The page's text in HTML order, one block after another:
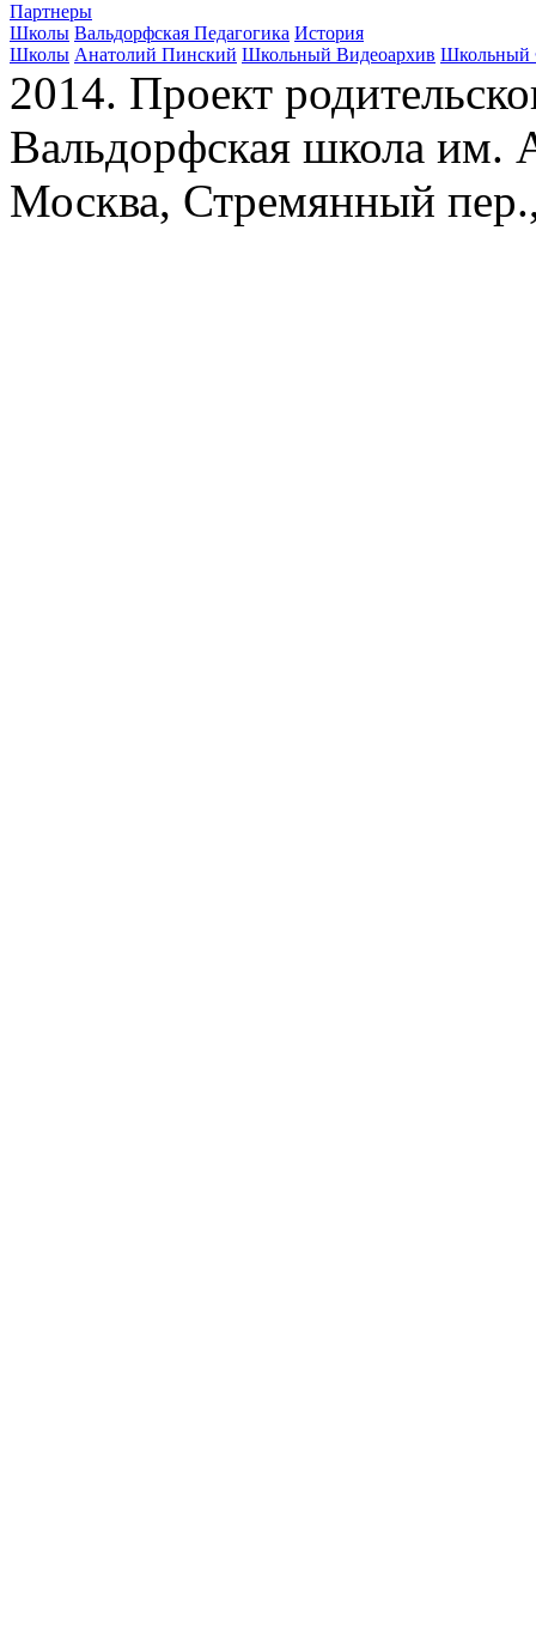
Партнеры
Школы Вальдорфская Педагогика История
Школы Анатолий Пинский Школьный Видеоархив Школьный
2014. Проект
Вальдорфская школа им.
Москва, Стремянный